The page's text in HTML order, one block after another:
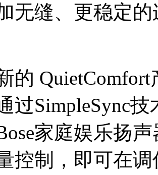
无缝、更稳定的
的 QuietComfort
过SimpleSync
家庭娱乐扬
控制，即可在